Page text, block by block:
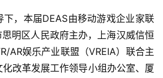
，本届DEAS由移动游戏企业家联
明区人民政府主办，上海汉威信恒
AR娱乐产业联盟（VREIA）联合主
改革发展工作领导小组办公室、厦